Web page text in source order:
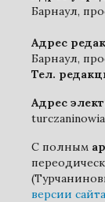
Барнаул,
Адрес
Барнаул,
Тел.
Адрес
С полным
версии